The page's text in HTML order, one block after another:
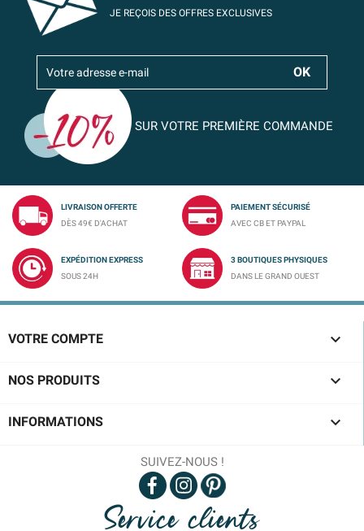
JE REÇOIS DES OFFRES EXCLUSIVES
SUR VOTRE PREMIÈRE COMMANDE
LIVRAISON OFFERTE
DÈS 49€ D'ACHAT
PAIEMENT SÉCURISÉ
AVEC CB ET PAYPAL
EXPÉDITION EXPRESS
SOUS 24H
3 BOUTIQUES PHYSIQUES
DANS LE GRAND OUEST
VOTRE COMPTE 
NOS PRODUITS 
INFORMATIONS 
SUIVEZ-NOUS !
Service clients